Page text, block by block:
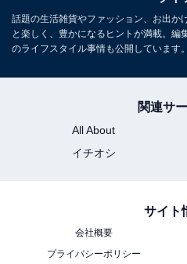
こちらもおすすめ
話題の生活雑貨やファッション、お出か
と楽しく、豊かになるヒントが満載。編
のライフスタイル事情も公開しています。
関連サ
All About
イチオシ
サイト
会社概要
プライバシーポリシー